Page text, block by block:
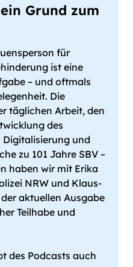
Grund zum
für
ist eine
– und oftmals
Die
täglichen Arbeit, den
des
und
zu 101 Jahre SBV –
haben wir mit Erika
NRW und Klaus-
aktuellen Ausgabe
Teilhabe und
des Podcasts auch